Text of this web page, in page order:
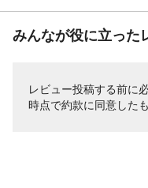
みんなが役に立った
レビュー投稿する前に
時点で約款に同意した